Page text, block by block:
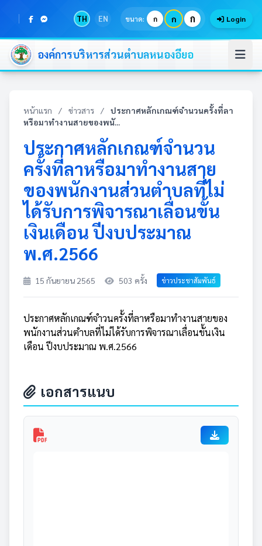
TH EN ขนาด: ก ก ก Login
องค์การบริหารส่วนตำบลหนองอียอ
หน้าแรก / ข่าวสาร /
ประกาศหลักเกณฑ์จำนวนครั้งที่ลา
หรือมาทำงานสายของพนั...
ประกาศหลักเกณฑ์จำนวน
ครั้งที่ลาหรือมาทำงานสาย
ของพนักงานส่วนตำบลที่ไม่
ได้รับการพิจารณาเลื่อนขั้น
เงินเดือน ปีงบประมาณ
พ.ศ.2566
15 กันยายน 2565 503 ครั้ง ข่าวประชาสัมพันธ์
ประกาศหลักเกณฑ์จำวนครั้งที่ลาหรือมาทำงานสายของ
พนักงานส่วนตำบลที่ไม่ได้รับการพิจารณาเลื่อนขั้นเงิน
เดือน ปีงบประมาณ พ.ศ.2566
เอกสารแนบ